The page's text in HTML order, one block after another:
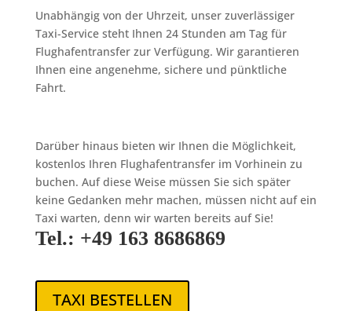
Unabhängig von der Uhrzeit, unser zuverlässiger
Taxi-Service steht Ihnen 24 Stunden am Tag für
Flughafentransfer zur Verfügung. Wir garantieren
Ihnen eine angenehme, sichere und pünktliche
Fahrt.
Darüber hinaus bieten wir Ihnen die Möglichkeit,
kostenlos Ihren Flughafentransfer im Vorhinein zu
buchen. Auf diese Weise müssen Sie sich später
keine Gedanken mehr machen, müssen nicht auf ein
Taxi warten, denn wir warten bereits auf Sie!
Tel.: +49 163 8686869
TAXI BESTELLEN